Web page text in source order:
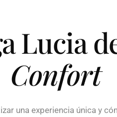
Lucia
Confort
una experiencia única y